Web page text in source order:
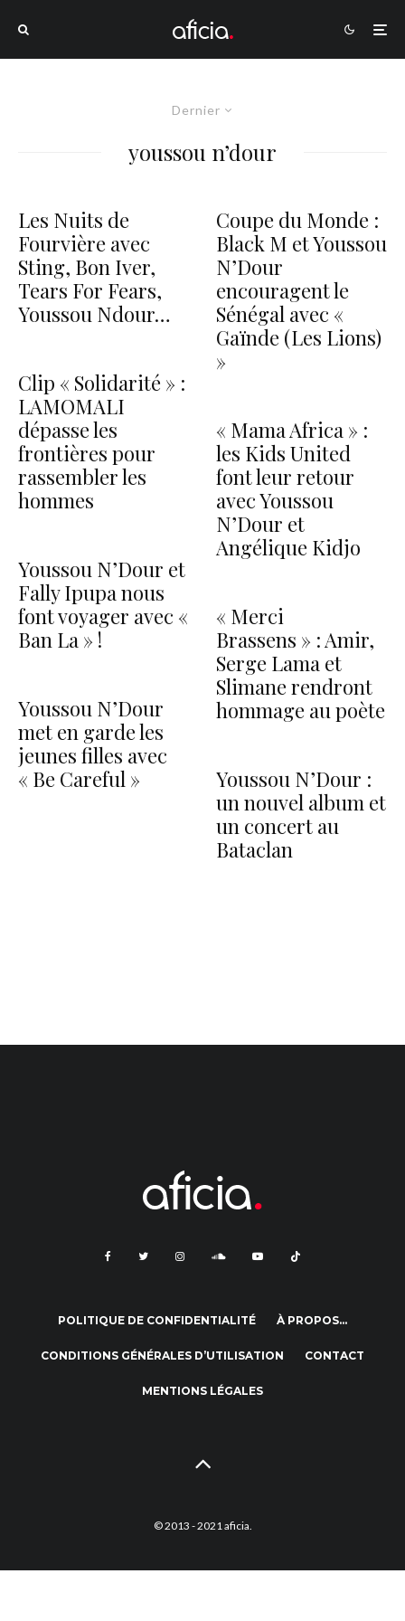
Dernier
youssou n’dour
Les Nuits de
Fourvière avec
Sting, Bon Iver,
Tears For Fears,
Youssou Ndour…
Clip « Solidarité » :
LAMOMALI
dépasse les
frontières pour
rassembler les
hommes
Youssou N’Dour et
Fally Ipupa nous
font voyager avec «
Ban La » !
Youssou N’Dour
met en garde les
jeunes filles avec
« Be Careful »
Coupe du Monde :
Black M et Youssou
N’Dour
encouragent le
Sénégal avec «
Gaïnde (Les Lions)
»
« Mama Africa » :
les Kids United
font leur retour
avec Youssou
N’Dour et
Angélique Kidjo
« Merci
Brassens » : Amir,
Serge Lama et
Slimane rendront
hommage au poète
Youssou N’Dour :
un nouvel album et
un concert au
Bataclan
POLITIQUE DE CONFIDENTIALITÉ À PROPOS…
CONDITIONS GÉNÉRALES D’UTILISATION CONTACT
MENTIONS LÉGALES
© 2013 - 2021 aficia.